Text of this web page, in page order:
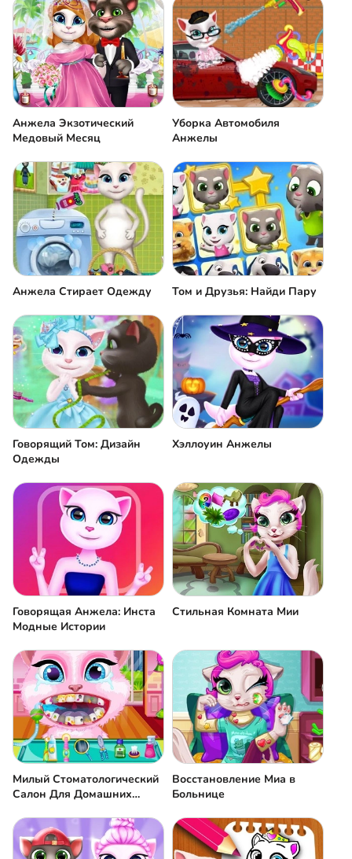
Анжела Экзотический
Медовый Месяц
Уборка Автомобиля
Анжелы
Анжела Стирает Одежду Том и Друзья: Найди Пару
Говорящий Том: Дизайн
Одежды
Хэллоуин Анжелы
Говорящая Анжела: Инста
Модные Истории
Стильная Комната Мии
Милый Стоматологический
Салон Для Домашних
Восстановление Миа в
Больнице